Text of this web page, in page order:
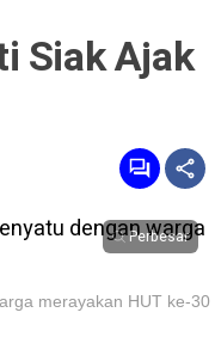
Siak Ajak
Perbesar
merayakan HUT ke-30